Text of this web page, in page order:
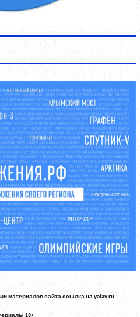
материалов сайта ссылка на yalav.ru
18+